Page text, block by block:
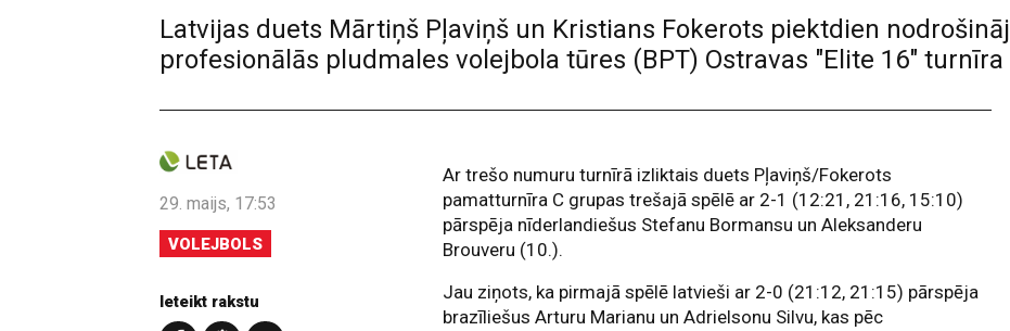
Latvijas duets Mārtiņš Pļaviņš un Kristians Fokerots piektdien
profesionālās pludmales volejbola tūres (BPT) Ostravas "Elite 16"
29. maijs, 17:53
VOLEJBOLS
Ieteikt rakstu
Ar trešo numuru turnīrā izliktais duets Pļaviņš/Fokerots
pamatturnīra C grupas trešajā spēlē ar 2-1 (12:21, 21:16, 15:10)
pārspēja nīderlandiešus Stefanu Bormansu un Aleksanderu
Brouveru (10.).
Jau ziņots, ka pirmajā spēlē latvieši ar 2-0 (21:12, 21:15) pārspēja
brazīliešus Arturu Marianu un Adrielsonu Silvu, kas pēc